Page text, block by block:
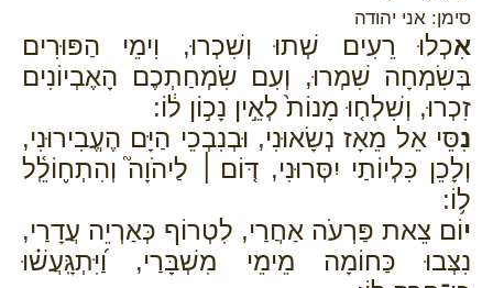
סימן: אני יהודה
אִכְלוּ רֵעִים שְׁתוּ וְשִׁכְרוּ, וִימֵי הַפּוּרִים
בְּשִׂמְחָה שִׁמְרוּ, וְעִם שִׂמְחַתְכֶם הָאֶבְיוֹנִים
זִכְרוּ, וְשִׁלְח֤וּ מָנוֹת֙ לְאֵ֣ין נָכ֣וֹן ל֔וֹ:
נִסֵּי אֵל מֵאָז נְשָׂאוּנִי, וּבְנִבְכֵי הַיָּם הֶעֱבִירוּנִי,
וְלָכֵן כִּלְיוֹתַי יִסְּרוּנִי, דּ֤וֹם ׀ לַיהֹוָה֮ וְהִתְח֢וֹלֵֽ֫ל
ל֥וֹ:
יוֹם צֵאת פַּרְעֹה אַחֲרַי, לִטְרוֹף כְּאַרְיֵה עֲדָרַי,
נִצְּבוּ כַּחוֹמָה מֵימֵי מִשְׁבָּרַי, וַ֝יִּתְגָּֽעֲשׁ֗וּ